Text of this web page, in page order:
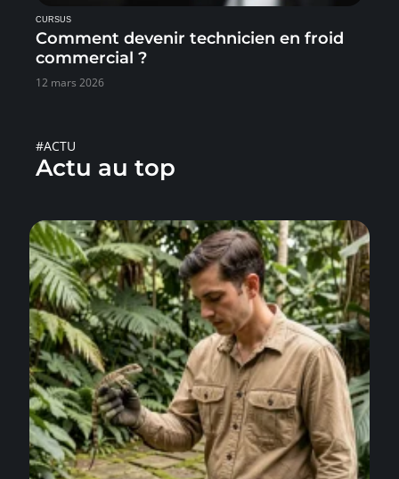
CURSUS
Comment devenir technicien en froid
commercial ?
12 mars 2026
#ACTU
Actu au top